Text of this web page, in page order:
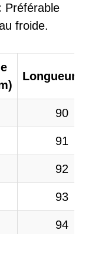
Préférable
froide.
90
91
92
93
94